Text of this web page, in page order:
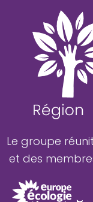
Le groupe
et des